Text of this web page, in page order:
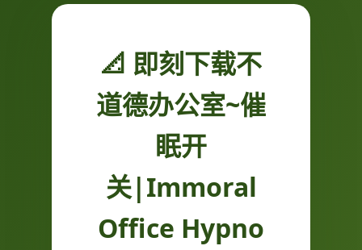
📐 即刻下载不
道德办公室~催
眠开
关|Immoral
Office Hypno